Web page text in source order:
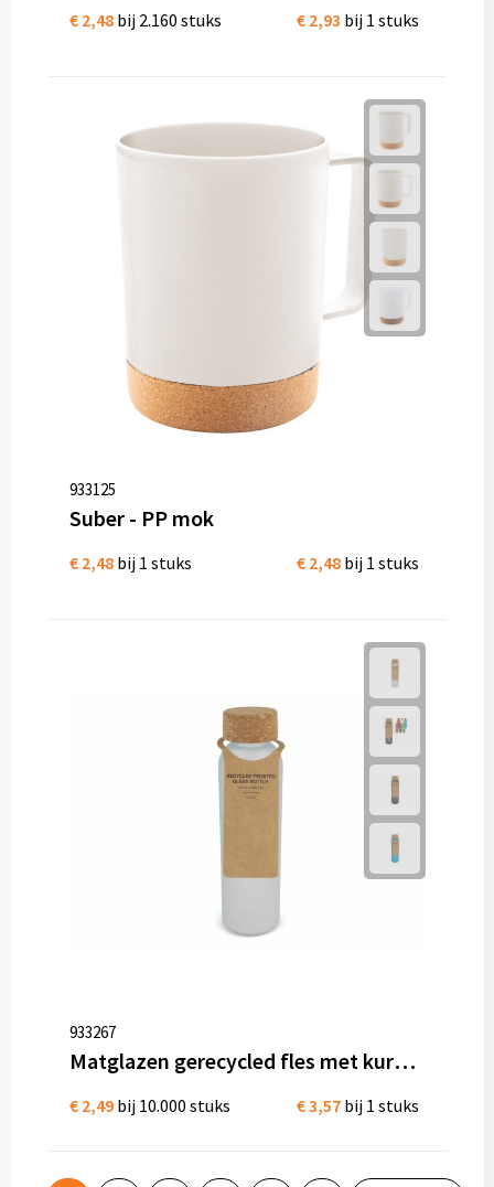
€ 2,48 bij 2.160 stuks € 2,93 bij 1 stuks
933125
Suber - PP mok
€ 2,48 bij 1 stuks € 2,48 bij 1 stuks
933267
Matglazen gerecycled fles met kurken dop 500ml
€ 2,49 bij 10.000 stuks € 3,57 bij 1 stuks